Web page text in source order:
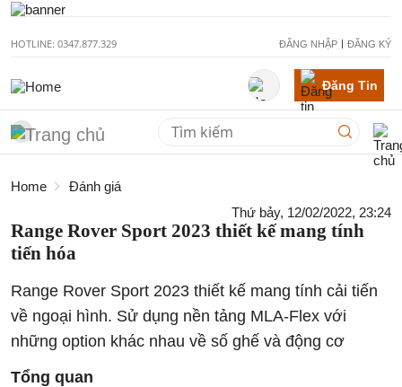
HOTLINE: 0347.877.329 ĐĂNG NHẬP ĐĂNG KÝ
Đăng Tin
Home
Đánh giá
Thứ bảy, 12/02/2022, 23:24
Range Rover Sport 2023 thiết kế mang tính
tiến hóa
Range Rover Sport 2023 thiết kế mang tính cải tiến
về ngoại hình. Sử dụng nền tảng MLA-Flex với
những option khác nhau về số ghế và động cơ
Tổng quan